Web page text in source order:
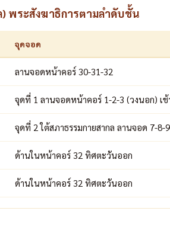
พระสังฆาธิการตามลำดับชั้น
จุดจอด
ลานจอดหน้าคอร์ 30-31-32
จุดที่ 1 ลานจอดหน้าคอร์ 1-2-3 (วงนอก) เช้
จุดที่ 2 ใต้สภาธรรมกายสากล ลานจอด 7-8-
ด้านในหน้าคอร์ 32 ทิศตะวันออก
ด้านในหน้าคอร์ 32 ทิศตะวันออก